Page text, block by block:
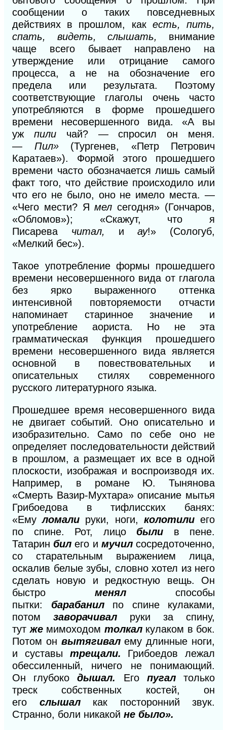
сообщении о таких повседневных
действиях в прошлом, как есть, пить,
спать, видеть, слышать, внимание
чаще всего бывает направлено на
утверждение или отрицание самого
процесса, а не на обозначение его
предела или результата. Поэтому
соответствующие глаголы очень часто
употребляются в форме прошедшего
времени несовершенного вида. «А вы
уж пили чай? — спросил он меня.
— Пил» (Тургенев, «Петр Петрович
Каратаев»). Формой этого прошедшего
времени часто обозначается лишь самый
факт того, что действие происходило или
что его не было, оно не имело места. —
«Чего мести? Ямелсегодня» (Гончаров,
«Обломов»); «Скажут, что я
Писарева читал, иау!» (Сологуб,
«Мелкий бес»).
Такое употребление формы прошедшего
времени несовершенного вида от глагола
без ярко выраженного оттенка
интенсивной повторяемости отчасти
напоминает старинное значение и
употребление аориста. Но не эта
грамматическая функция прошедшего
времени несовершенного вида является
основной в повествовательных и
описательных стилях современного
русского литературного языка.
Прошедшее время несовершенного вида
не двигает событий. Оно описательно и
изобразительно. Само по себе оно не
определяет последовательности действий
в прошлом, а размещает их все в одной
плоскости, изображая и воспроизводя их.
Например, в романе Ю. Тынянова
«Смерть Вазир-Мухтара» описание мытья
Грибоедова в тифлисских банях:
«Емуломали руки, ноги, колотилиего
по спине. Рот, лицо были в пене.
Татарин билего и мучилсосредоточенно,
со старательным выражением лица,
оскалив белые зубы, словно хотел из него
сделать новую и редкостную вещь. Он
быстро менял способы
пытки: барабанил по спине кулаками,
потом заворачивал руки за спину,
тут же мимоходом толкал кулаком в бок.
Потом он вытягивалему длинные ноги,
и суставы трещали. Грибоедов лежал
обессиленный, ничего не понимающий.
Он глубокодышал. Его пугалтолько
треск собственных костей, он
его слышал как посторонний звук.
Странно, боли никакой не было».